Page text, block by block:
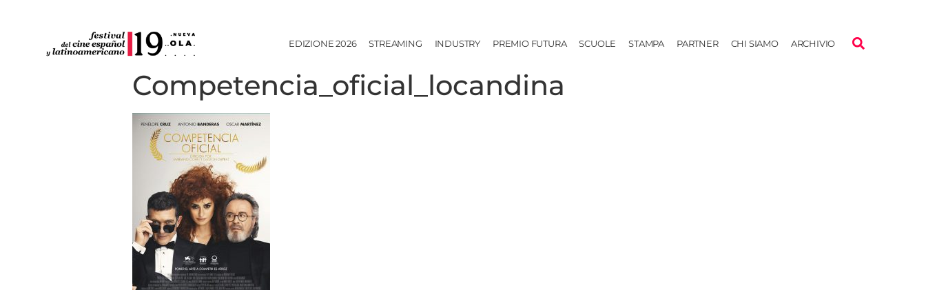
EDIZIONE 2026 STREAMING INDUSTRY PREMIO FUTURA SCUOLE STAMPA PARTNER CHI SIAMO ARCHIVIO
Competencia_oficial_locandina